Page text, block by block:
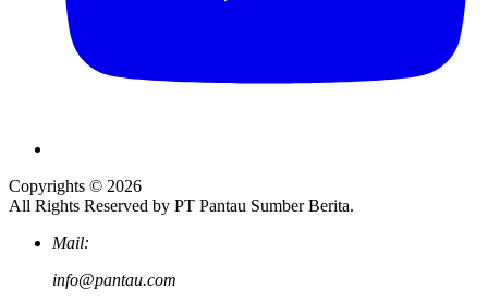
Copyrights © 2026
All Rights Reserved by PT Pantau Sumber Berita.
Mail:
info@pantau.com